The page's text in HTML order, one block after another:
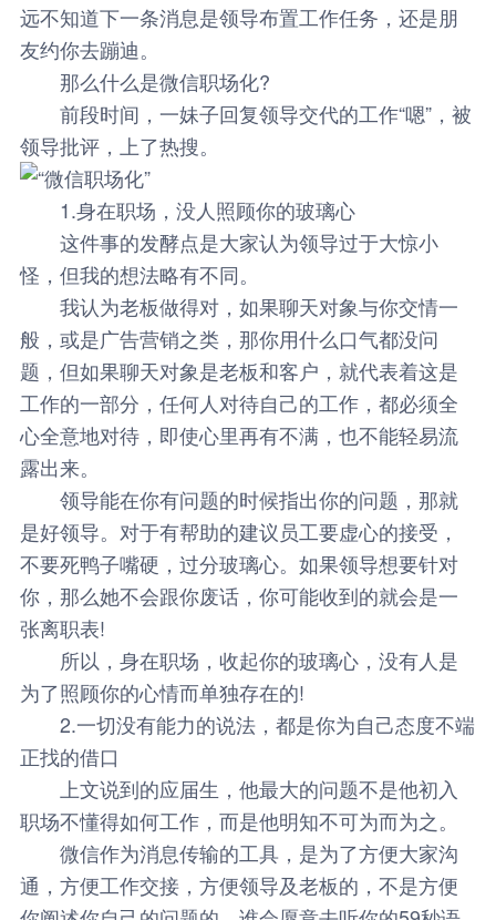
远不知道下一条消息是领导布置工作任务，还是朋
友约你去蹦迪。
那么什么是微信职场化?
前段时间，一妹子回复领导交代的工作“嗯”，被
领导批评，上了热搜。
1.身在职场，没人照顾你的玻璃心
这件事的发酵点是大家认为领导过于大惊小
怪，但我的想法略有不同。
我认为老板做得对，如果聊天对象与你交情一
般，或是广告营销之类，那你用什么口气都没问
题，但如果聊天对象是老板和客户，就代表着这是
工作的一部分，任何人对待自己的工作，都必须全
心全意地对待，即使心里再有不满，也不能轻易流
露出来。
领导能在你有问题的时候指出你的问题，那就
是好领导。对于有帮助的建议员工要虚心的接受，
不要死鸭子嘴硬，过分玻璃心。如果领导想要针对
你，那么她不会跟你废话，你可能收到的就会是一
张离职表!
所以，身在职场，收起你的玻璃心，没有人是
为了照顾你的心情而单独存在的!
2.一切没有能力的说法，都是你为自己态度不端
正找的借口
上文说到的应届生，他最大的问题不是他初入
职场不懂得如何工作，而是他明知不可为而为之。
微信作为消息传输的工具，是为了方便大家沟
通，方便工作交接，方便领导及老板的，不是方便